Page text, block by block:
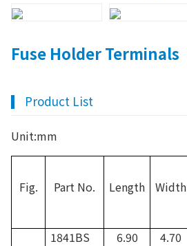
Fuse Holder Terminals
Product List
Unit:mm
Fig. Part No. Length Width
1841BS
6.90 4.70